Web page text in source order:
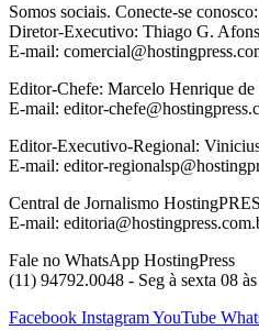
Somos sociais. Conecte-se conosco:
Diretor-Executivo: Thiago G.
E-mail:
Editor-Chefe: Marcelo Henrique de
E-mail: editor-
Editor-Executivo-Regional:
E-mail: editor-
Central de Jornalismo
E-mail:
Fale no WhatsApp HostingPress
(11) 94792.0048 - Seg à sexta 08
Facebook InstagramYouTube